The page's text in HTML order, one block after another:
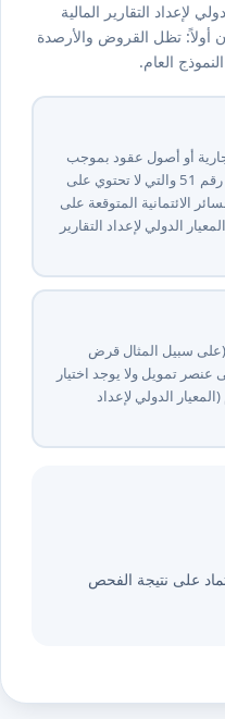
لإعداد التقارير المالية
السكان أولاً: تظل القروض والأرصدة
العام.
أو أصول عقود بموجب
المعيار الدولي لإعداد التقارير المالية رقم ⁦15⁩ والتي لا تحتوي على
الائتمانية المتوقعة على
الدولي لإعداد التقارير
(على سبيل المثال قرض
تمويل ولا يوجد اختيار
الدولي لإعداد
على نتيجة الفحص